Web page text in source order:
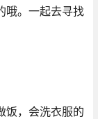
哦。一起去寻找
饭，会洗衣服的